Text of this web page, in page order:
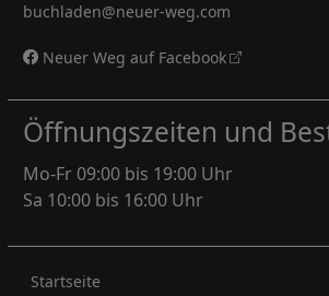
buchladen@neuer-weg.com
Neuer Weg auf Facebook
Öffnungszeiten und
Mo-Fr 09:00 bis 19:00 Uhr
Sa 10:00 bis 16:00 Uhr
Rechtliches
Startseite